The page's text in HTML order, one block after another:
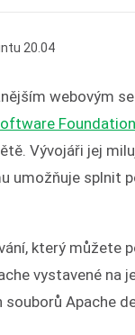
webovým
Foundation
Vývojáři jej
umožňuje splnit
který můžete
vystavené na
Apache